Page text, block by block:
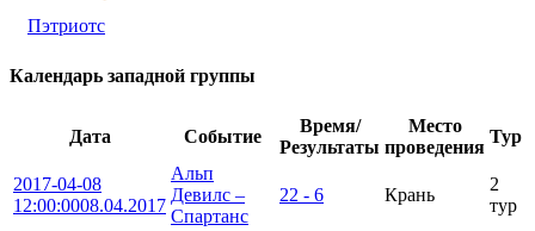
Пэтриотс
Календарь западной группы
Дата Событие
Время/
Результаты
Место
проведения
Тур
2017-04-08
12:00:0008.04.2017
Альп
Девилс –
Спартанс
22 - 6 Крань
2
тур